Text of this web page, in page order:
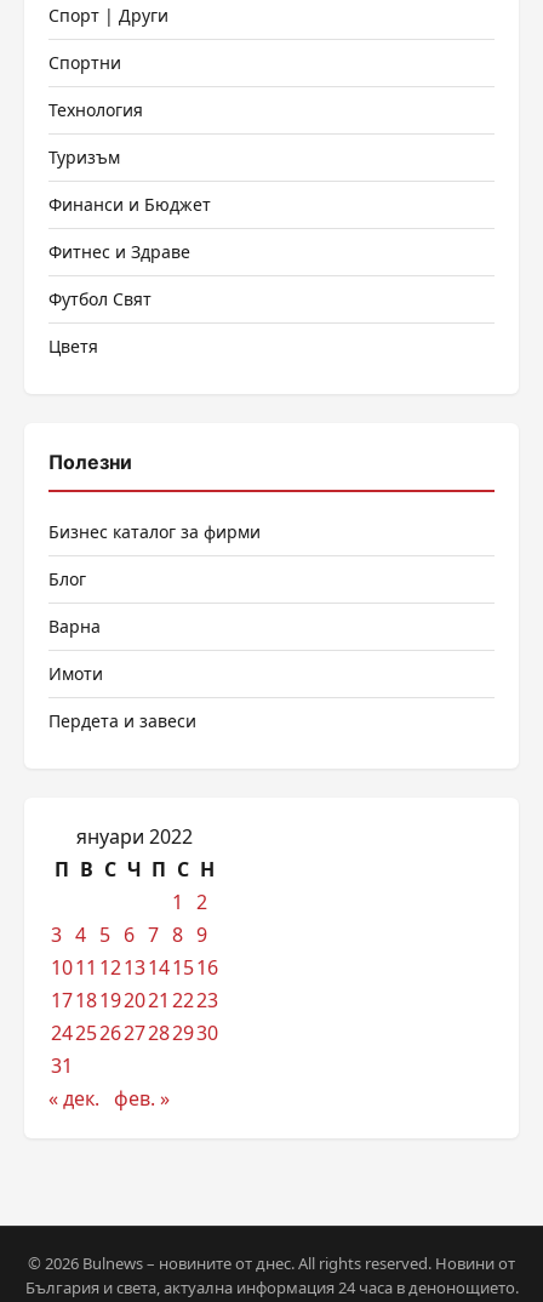
Спорт | Други
Спортни
Технология
Туризъм
Финанси и Бюджет
Фитнес и Здраве
Футбол Свят
Цветя
Полезни
Бизнес каталог за фирми
Блог
Варна
Имоти
Пердета и завеси
януари 2022
П В С Ч П С Н
1
2
3 4 5 6 7 8 9
1011 1213141516
1718192021 2223
24252627282930
31
« дек. фев. »
© 2026 Bulnews – новините от днес. All rights reserved. Новини от
България и света, актуална информация 24 часа в денонощието.